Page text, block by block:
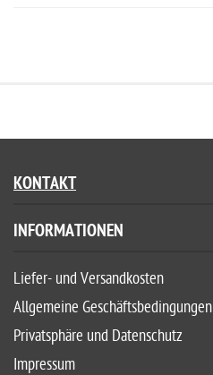
KONTAKT
INFORMATIONEN
Liefer- und Versandkosten
Allgemeine Geschäftsbedingungen
Privatsphäre und Datenschutz
Impressum